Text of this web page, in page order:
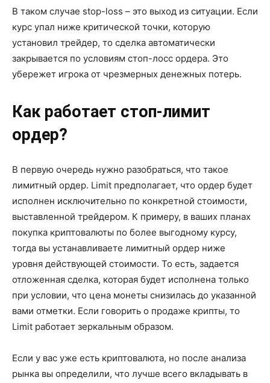
В таком случае stop-loss – это выход из ситуации. Если
курс упал ниже критической точки, которую
установил трейдер, то сделка автоматически
закрывается по условиям стоп-лосс ордера. Это
убережет игрока от чрезмерных денежных потерь.
Как работает стоп-лимит
ордер?
В первую очередь нужно разобраться, что такое
лимитный ордер. Limit предполагает, что ордер будет
исполнен исключительно по конкретной стоимости,
выставленной трейдером. К примеру, в ваших планах
покупка криптовалюты по более выгодному курсу,
тогда вы устанавливаете лимитный ордер ниже
уровня действующей стоимости. То есть, задается
отложенная сделка, которая будет исполнена только
при условии, что цена монеты снизилась до указанной
вами отметки. Если говорить о продаже крипты, то
Limit работает зеркальным образом.
Если у вас уже есть криптовалюта, но после анализа
рынка вы определили, что лучше всего вкладывать в